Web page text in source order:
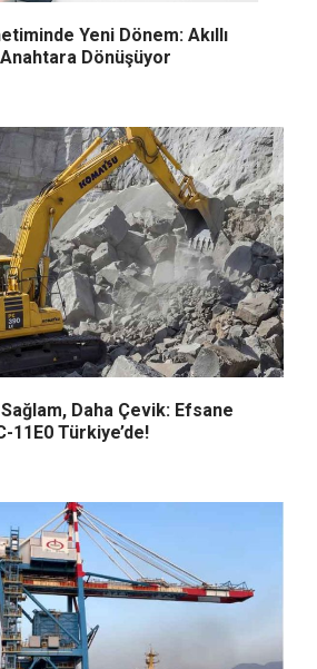
Yeni Dönem: Akıllı
Dönüşüyor
Daha Çevik: Efsane
11E0 Türkiye’de!